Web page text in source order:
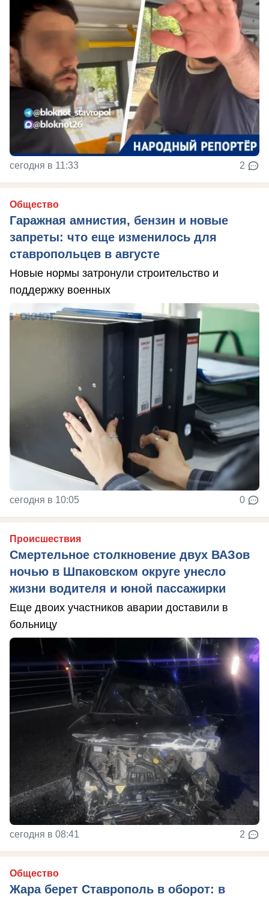
сегодня в 11:33 2
Общество
Гаражная амнистия, бензин и новые
запреты: что еще изменилось для
ставропольцев в августе
Новые нормы затронули строительство и
поддержку военных
сегодня в 10:05 0
Происшествия
Смертельное столкновение двух ВАЗов
ночью в Шпаковском округе унесло
жизни водителя и юной пассажирки
Еще двоих участников аварии доставили в
больницу
сегодня в 08:41 2
Общество
Жара берет Ставрополь в оборот: в